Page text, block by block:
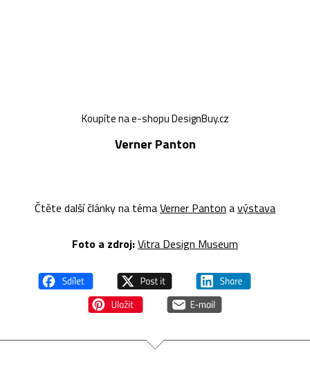
Koupíte na e-shopu DesignBuy.cz
Verner Panton
Čtěte další články na témaVerner Panton avýstava
Foto a zdroj:Vitra Design Museum